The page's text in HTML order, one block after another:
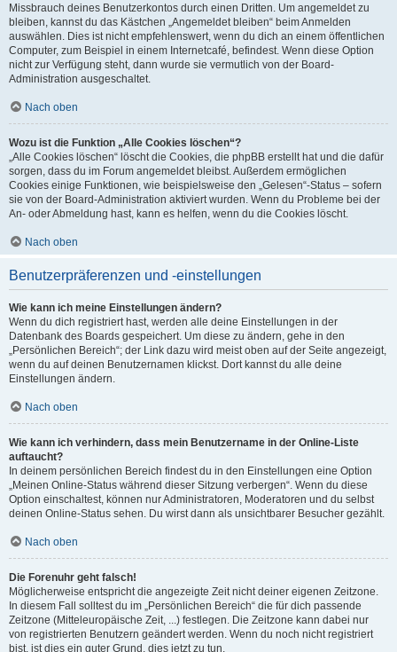
Missbrauch deines Benutzerkontos durch einen Dritten. Um angemeldet zu
bleiben, kannst du das Kästchen „Angemeldet bleiben“ beim Anmelden
auswählen. Dies ist nicht empfehlenswert, wenn du dich an einem öffentlichen
Computer, zum Beispiel in einem Internetcafé, befindest. Wenn diese Option
nicht zur Verfügung steht, dann wurde sie vermutlich von der Board-
Administration ausgeschaltet.
Nach oben
Wozu ist die Funktion „Alle Cookies löschen“?
„Alle Cookies löschen“ löscht die Cookies, die phpBB erstellt hat und die dafür
sorgen, dass du im Forum angemeldet bleibst. Außerdem ermöglichen
Cookies einige Funktionen, wie beispielsweise den „Gelesen“-Status – sofern
sie von der Board-Administration aktiviert wurden. Wenn du Probleme bei der
An- oder Abmeldung hast, kann es helfen, wenn du die Cookies löscht.
Nach oben
Benutzerpräferenzen und -einstellungen
Wie kann ich meine Einstellungen ändern?
Wenn du dich registriert hast, werden alle deine Einstellungen in der
Datenbank des Boards gespeichert. Um diese zu ändern, gehe in den
„Persönlichen Bereich“; der Link dazu wird meist oben auf der Seite angezeigt,
wenn du auf deinen Benutzernamen klickst. Dort kannst du alle deine
Einstellungen ändern.
Nach oben
Wie kann ich verhindern, dass mein Benutzername in der Online-Liste
auftaucht?
In deinem persönlichen Bereich findest du in den Einstellungen eine Option
„Meinen Online-Status während dieser Sitzung verbergen“. Wenn du diese
Option einschaltest, können nur Administratoren, Moderatoren und du selbst
deinen Online-Status sehen. Du wirst dann als unsichtbarer Besucher gezählt.
Nach oben
Die Forenuhr geht falsch!
Möglicherweise entspricht die angezeigte Zeit nicht deiner eigenen Zeitzone.
In diesem Fall solltest du im „Persönlichen Bereich“ die für dich passende
Zeitzone (Mitteleuropäische Zeit, ...) festlegen. Die Zeitzone kann dabei nur
von registrierten Benutzern geändert werden. Wenn du noch nicht registriert
bist, ist dies ein guter Grund, dies jetzt zu tun.